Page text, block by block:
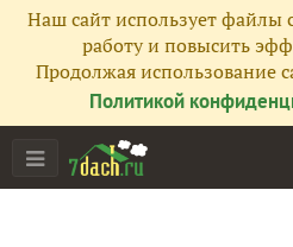
Наш сайт использует файлы
работу и повысить
Продолжая использование
Политикой